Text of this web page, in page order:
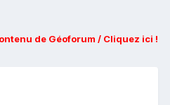
de Géoforum / Cliquez ici !